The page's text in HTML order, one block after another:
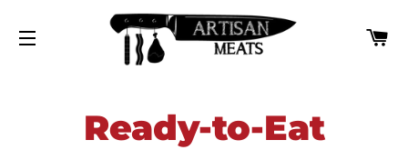
サイトナビゲーション
Ready-to-Eat